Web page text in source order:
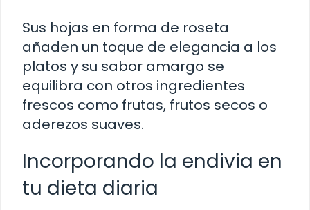
Sus hojas en forma de roseta
añaden un toque de elegancia a los
platos y su sabor amargo se
equilibra con otros ingredientes
frescos como frutas, frutos secos o
aderezos suaves.
Incorporando la endivia en
tu dieta diaria